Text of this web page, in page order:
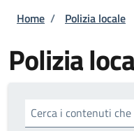
Briciole di
Home / Polizia locale
Polizia
Cerca i contenuti che